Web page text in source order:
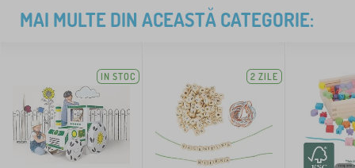
MAI MULTE DIN ACEASTĂ CATEGORIE:
IN STOC 2 ZILE